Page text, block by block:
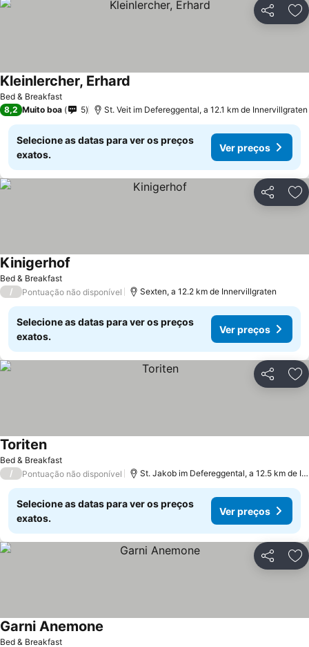
Partilhar
Bed & Breakfast
Kleinlercher, Erhard
8,2 Muito boa 5 St. Veit im Defereggental, a 12.1 km de Innervillgraten
Selecione as datas para ver os preços
exatos.
Ver preços
Partilhar
Bed & Breakfast
Kinigerhof
/ Pontuação não disponível Sexten, a 12.2 km de Innervillgraten
Selecione as datas para ver os preços
exatos.
Ver preços
Partilhar
Bed & Breakfast
Toriten
/ Pontuação não disponível St. Jakob im Defereggental, a 12.5 km de Innervillgraten
Selecione as datas para ver os preços
exatos.
Ver preços
Partilhar
Bed & Breakfast
Garni Anemone